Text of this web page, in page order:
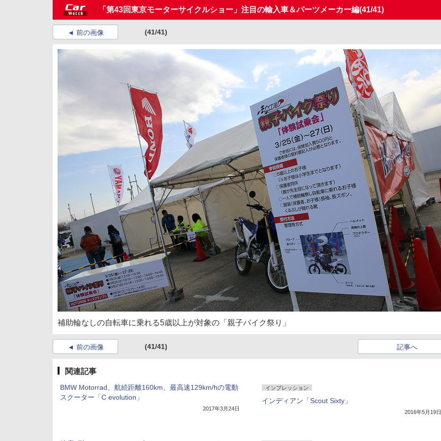
「第43回東京モーターサイクルショー」注目の輸入車＆パーツメーカー編(41/41)
前の画像 (41/41)
補助輪なしの自転車に乗れる5歳以上が対象の「親子バイク祭り」
前の画像 (41/41) 記事へ
関連記事
BMW Motorrad、航続距離160km、最高速129km/hの電動
スクーター「C evolution」
2017年3月24日
インプレッション
インディアン「Scout Sixty」
2016年5月19日